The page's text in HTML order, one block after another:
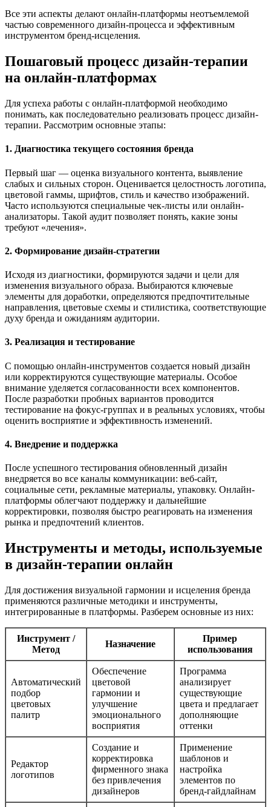
Все эти аспекты делают онлайн-платформы неотъемлемой
частью современного дизайн-процесса и эффективным
инструментом бренд-исцеления.
Пошаговый процесс дизайн-терапии
на онлайн-платформах
Для успеха работы с онлайн-платформой необходимо
понимать, как последовательно реализовать процесс дизайн-
терапии. Рассмотрим основные этапы:
1. Диагностика текущего состояния бренда
Первый шаг — оценка визуального контента, выявление
слабых и сильных сторон. Оценивается целостность логотипа,
цветовой гаммы, шрифтов, стиль и качество изображений.
Часто используются специальные чек-листы или онлайн-
анализаторы. Такой аудит позволяет понять, какие зоны
требуют «лечения».
2. Формирование дизайн-стратегии
Исходя из диагностики, формируются задачи и цели для
изменения визуального образа. Выбираются ключевые
элементы для доработки, определяются предпочтительные
направления, цветовые схемы и стилистика, соответствующие
духу бренда и ожиданиям аудитории.
3. Реализация и тестирование
С помощью онлайн-инструментов создается новый дизайн
или корректируются существующие материалы. Особое
внимание уделяется согласованности всех компонентов.
После разработки пробных вариантов проводится
тестирование на фокус-группах и в реальных условиях, чтобы
оценить восприятие и эффективность изменений.
4. Внедрение и поддержка
После успешного тестирования обновленный дизайн
внедряется во все каналы коммуникации: веб-сайт,
социальные сети, рекламные материалы, упаковку. Онлайн-
платформы облегчают поддержку и дальнейшие
корректировки, позволяя быстро реагировать на изменения
рынка и предпочтений клиентов.
Инструменты и методы, используемые
в дизайн-терапии онлайн
Для достижения визуальной гармонии и исцеления бренда
применяются различные методики и инструменты,
интегрированные в платформы. Разберем основные из них:
Инструмент /
Метод
Назначение
Пример
использования
Автоматический
подбор
цветовых
палитр
Обеспечение
цветовой
гармонии и
улучшение
эмоционального
восприятия
Программа
анализирует
существующие
цвета и предлагает
дополняющие
оттенки
Редактор
логотипов
Создание и
корректировка
фирменного знака
без привлечения
дизайнеров
Применение
шаблонов и
настройка
элементов по
бренд-гайдлайнам